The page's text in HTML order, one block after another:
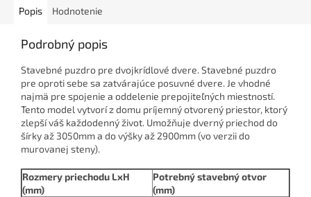
Popis Hodnotenie
Podrobný popis
Stavebné puzdro pre dvojkrídlové dvere. Stavebné puzdro
pre oproti sebe sa zatvárajúce posuvné dvere. Je vhodné
najmä pre spojenie a oddelenie prepojiteľných miestností.
Tento model vytvorí z domu príjemný otvorený priestor, ktorý
zlepší váš každodenný život. Umožňuje dverný priechod do
šírky až 3050mm a do výšky až 2900mm (vo verzii do
murovanej steny).
Rozmery priechodu LxH
(mm)
Potrebný stavebný otvor
(mm)